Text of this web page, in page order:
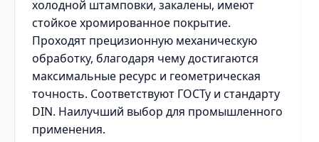
холодной штамповки, закалены, имеют
стойкое хромированное покрытие.
Проходят прецизионную механическую
обработку, благодаря чему достигаются
максимальные ресурс и геометрическая
точность. Соответствуют ГОСТу и стандарту
DIN. Наилучший выбор для промышленного
применения.